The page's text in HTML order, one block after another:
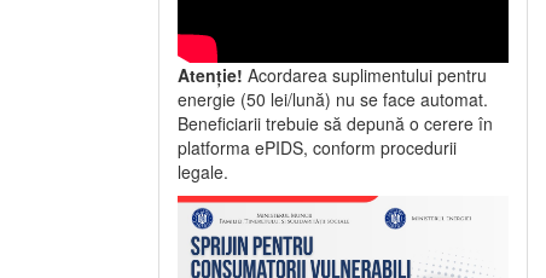
Atenție! Acordarea suplimentului pentru
energie (50 lei/lună) nu se face automat.
Beneficiarii trebuie să depună o cerere în
platforma ePIDS, conform procedurii
legale.